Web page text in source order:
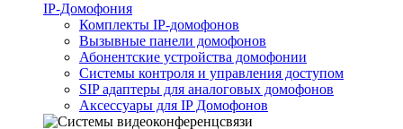
IP-Домофония
Комплекты IP-домофонов
Вызывные панели домофонов
Абонентские устройства домофонии
Системы контроля и управления доступом
SIP адаптеры для аналоговых домофонов
Аксессуары для IP Домофонов